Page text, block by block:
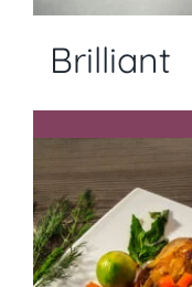
Brilliant